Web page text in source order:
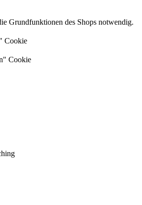
Grundfunktionen des Shops notwendig.
Cookie
Cookie